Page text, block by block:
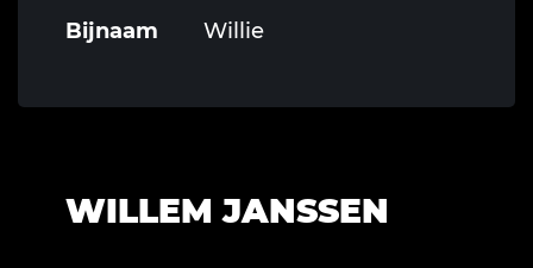
Bijnaam
Willie
WILLEM JANSSEN